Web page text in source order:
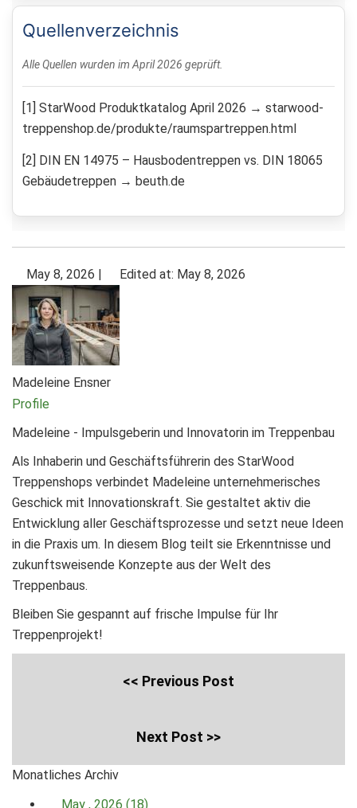
Quellenverzeichnis
Alle Quellen wurden im April 2026 geprüft.
[1] StarWood Produktkatalog April 2026 → starwood-
treppenshop.de/produkte/raumspartreppen.html
[2] DIN EN 14975 – Hausbodentreppen vs. DIN 18065
Gebäudetreppen → beuth.de
May 8, 2026 | Edited at: May 8, 2026
Madeleine Ensner
Profile
Madeleine - Impulsgeberin und Innovatorin im Treppenbau
Als Inhaberin und Geschäftsführerin des StarWood
Treppenshops verbindet Madeleine unternehmerisches
Geschick mit Innovationskraft. Sie gestaltet aktiv die
Entwicklung aller Geschäftsprozesse und setzt neue Ideen
in die Praxis um. In diesem Blog teilt sie Erkenntnisse und
zukunftsweisende Konzepte aus der Welt des
Treppenbaus.
Bleiben Sie gespannt auf frische Impulse für Ihr
Treppenprojekt!
<< Previous Post
Next Post >>
Monatliches Archiv
May , 2026 (18)